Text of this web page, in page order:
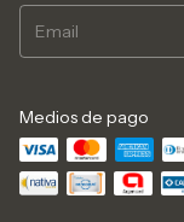
Medios de pago